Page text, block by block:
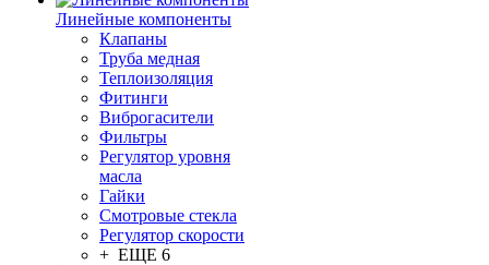
Линейные компоненты
Клапаны
Труба медная
Теплоизоляция
Фитинги
Виброгасители
Фильтры
Регулятор уровня
масла
Гайки
Смотровые стекла
Регулятор скорости
+ ЕЩЕ 6